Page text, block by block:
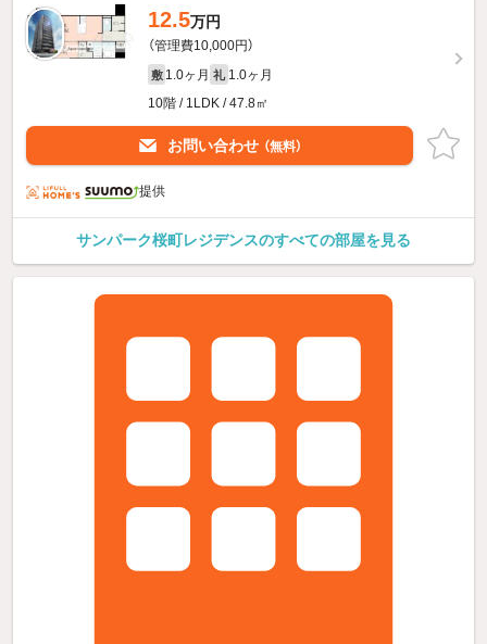
12.5万円
（管理費10,000円）
敷 1.0ヶ月 礼 1.0ヶ月
10階 / 1LDK / 47.8㎡
お問い合わせ （無料）
提供
サンパーク桜町レジデンスのすべての部屋を見る